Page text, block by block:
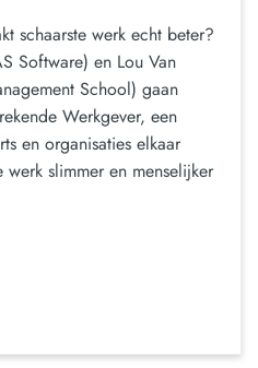
schaarste werk echt beter?
Software) en Lou Van
School) gaan
Werkgever, een
en organisaties elkaar
slimmer en menselijker